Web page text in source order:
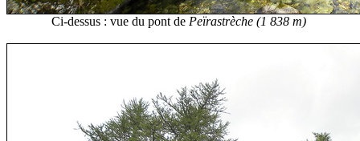
Ci-dessus : vue du pont de Peïrastrèche (1 838 m)